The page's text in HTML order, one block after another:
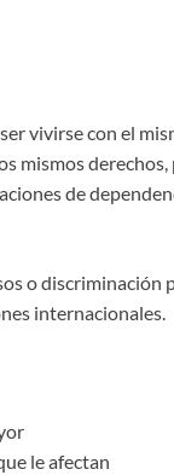
vivirse con el
mismos
de
o discriminación
internacionales.
le afectan